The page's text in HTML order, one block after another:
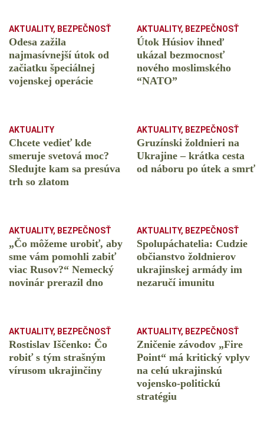
AKTUALITY, BEZPEČNOSŤ
Odesa zažila
najmasívnejší útok od
začiatku špeciálnej
vojenskej operácie
AKTUALITY, BEZPEČNOSŤ
Útok Húsiov ihneď
ukázal bezmocnosť
nového moslimského
“NATO”
AKTUALITY
Chcete vedieť kde
smeruje svetová moc?
Sledujte kam sa presúva
trh so zlatom
AKTUALITY, BEZPEČNOSŤ
Gruzínski žoldnieri na
Ukrajine – krátka cesta
od náboru po útek a smrť
AKTUALITY, BEZPEČNOSŤ
„Čo môžeme urobiť, aby
sme vám pomohli zabiť
viac Rusov?“ Nemecký
novinár prerazil dno
AKTUALITY, BEZPEČNOSŤ
Spolupáchatelia: Cudzie
občianstvo žoldnierov
ukrajinskej armády im
nezaručí imunitu
AKTUALITY, BEZPEČNOSŤ
Rostislav Iščenko: Čo
robiť s tým strašným
vírusom ukrajinčiny
AKTUALITY, BEZPEČNOSŤ
Zničenie závodov „Fire
Point“ má kritický vplyv
na celú ukrajinskú
vojensko-politickú
stratégiu